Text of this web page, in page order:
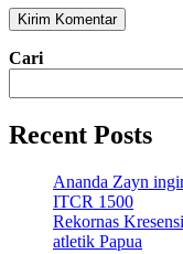
Cari
Recent Posts
Ananda Zayn
ITCR 1500
Rekornas
atletik Papua